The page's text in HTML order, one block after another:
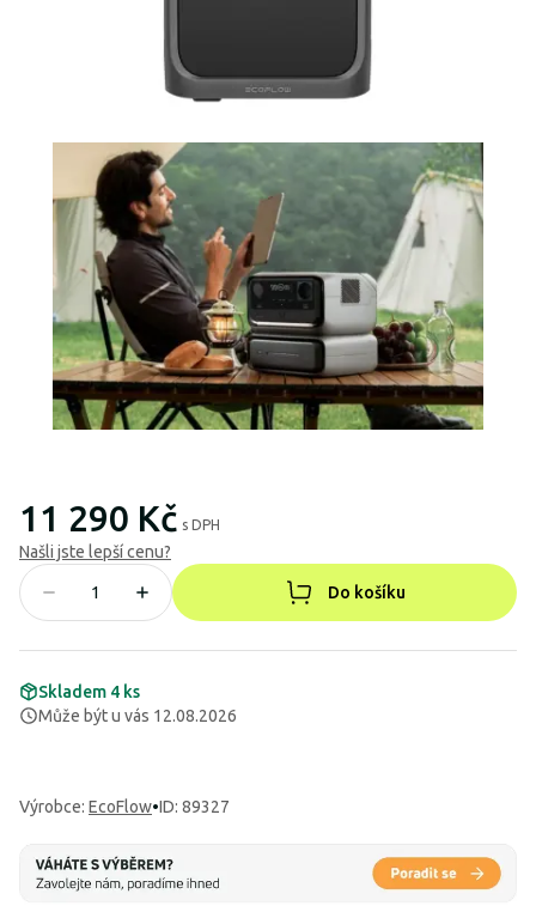
11 290 Kč s DPH
Našli jste lepší cenu?
Do košíku
Skladem 4 ks
Může být u vás 12.08.2026
Výrobce: EcoFlow•ID: 89327